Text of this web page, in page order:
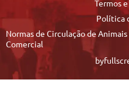
Termos
Política
Normas de Circulação de
Comercial